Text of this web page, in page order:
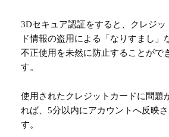
3Dセキュア認証をすると、クレジッ
ド情報の盗用による「なりすまし」
不正使用を未然に防止することがで
す。
使用されたクレジットカードに問題
れば、5分以内にアカウントへ反映さ
す。